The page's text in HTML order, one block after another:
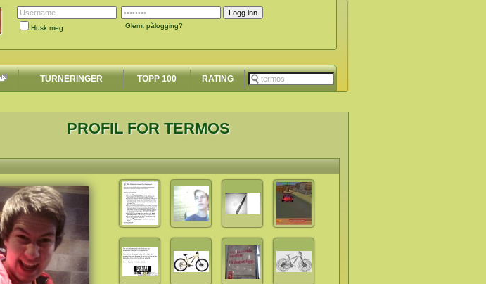
Husk meg Glemt pålogging?
TURNERINGER TOPP 100 RATING
PROFIL FOR TERMOS